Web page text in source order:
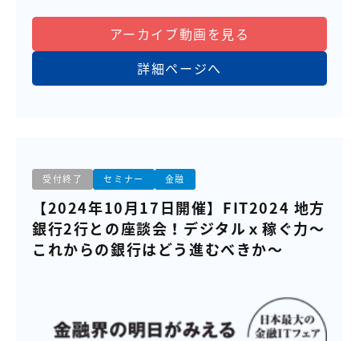
アーカイブ動画を見る
詳細ページへ
受付終了 セミナー 金融
【2024年10月17日開催】FIT2024 地方
銀行2行との座談会！デジタルｘ稼ぐ力～
これからの銀行はどう進むべきか～